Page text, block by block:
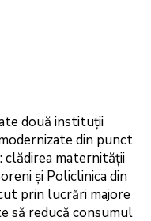
două instituții
din punct
clădirea maternității
și Policlinica din
prin lucrări majore
să reducă consumul